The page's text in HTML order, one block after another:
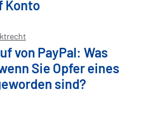
Konto
von PayPal: Was
Sie Opfer eines
sind?